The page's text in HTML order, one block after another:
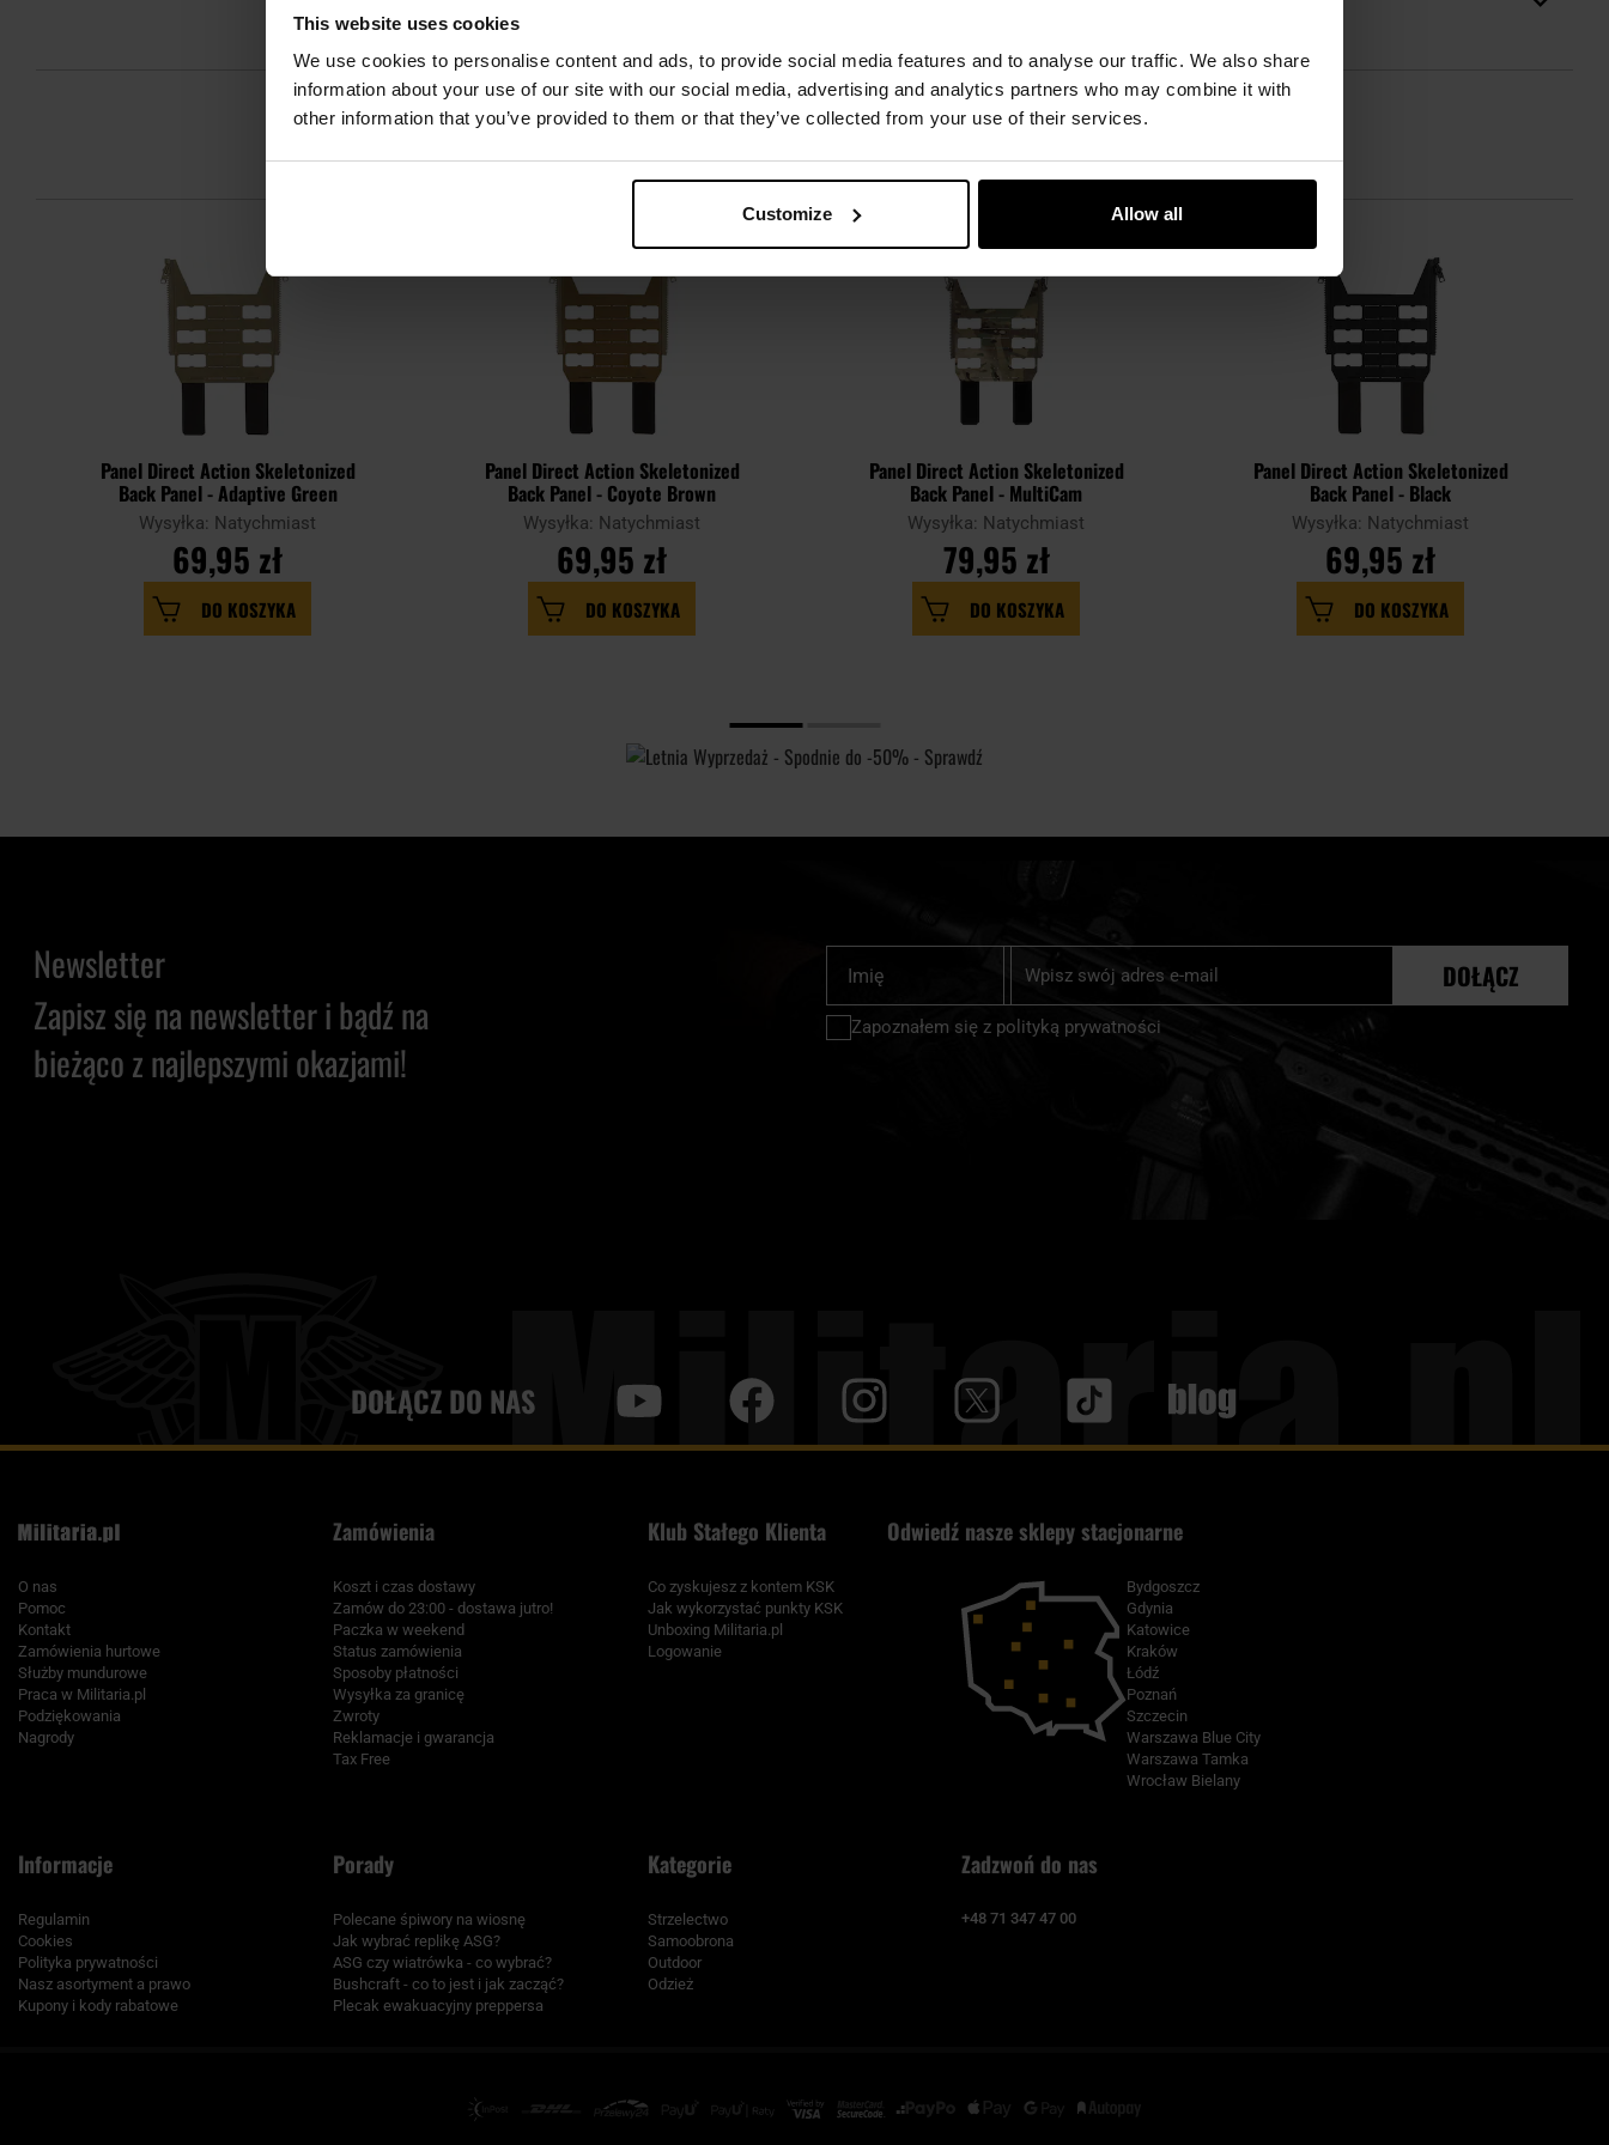
This website uses cookies
We use cookies to personalise content and ads, to provide social media features and to analyse our traffic. We also share
information about your use of our site with our social media, advertising and analytics partners who may combine it with
other information that you’ve provided to them or that they’ve collected from your use of their services.
Customize Allow all
INNI OGLĄDALI TEŻ
Panel Direct Action Skeletonized
Back Panel - Adaptive Green
Wysyłka: Natychmiast
69,95 zł
DO KOSZYKA
Panel Direct Action Skeletonized
Back Panel - Coyote Brown
Wysyłka: Natychmiast
69,95 zł
DO KOSZYKA
Panel Direct Action Skeletonized
Back Panel - MultiCam
Wysyłka: Natychmiast
79,95 zł
DO KOSZYKA
Panel Direct Action Skeletonized
Back Panel - Black
Wysyłka: Natychmiast
69,95 zł
DO KOSZYKA
Newsletter
Zapisz się na newsletter i bądź na
bieżąco z najlepszymi okazjami!
Subskrybuj
nasz
newsletter:
Zapoznałem się z polityką prywatności
DOŁĄCZ
DOŁĄCZ DO NAS Blog
O nas
Pomoc
Kontakt
Zamówienia hurtowe
Służby mundurowe
Praca w Militaria.pl
Podziękowania
Nagrody
Zamówienia
Koszt i czas dostawy
Zamów do 23:00 - dostawa jutro!
Paczka w weekend
Status zamówienia
Sposoby płatności
Wysyłka za granicę
Zwroty
Reklamacje i gwarancja
Tax Free
Klub Stałego Klienta
Co zyskujesz z kontem KSK
Jak wykorzystać punkty KSK
Unboxing Militaria.pl
Logowanie
Odwiedź nasze sklepy stacjonarne
Bydgoszcz
Gdynia
Katowice
Kraków
Łódź
Poznań
Szczecin
Warszawa Blue City
Warszawa Tamka
Wrocław Bielany
Informacje
Regulamin
Cookies
Polityka prywatności
Nasz asortyment a prawo
Kupony i kody rabatowe
Porady
Polecane śpiwory na wiosnę
Jak wybrać replikę ASG?
ASG czy wiatrówka - co wybrać?
Bushcraft - co to jest i jak zacząć?
Plecak ewakuacyjny preppersa
Kategorie
Strzelectwo
Samoobrona
Outdoor
Odzież
Zadzwoń do nas
+48 71 347 47 00